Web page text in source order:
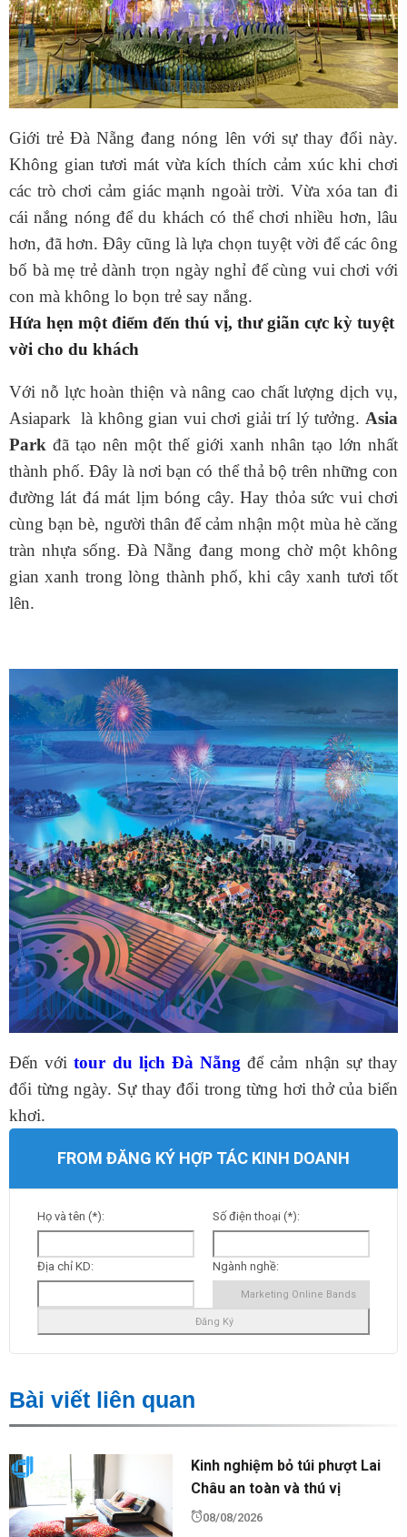
Giới trẻ Đà Nẵng đang nóng lên với sự thay đổi này.
Không gian tươi mát vừa kích thích cảm xúc khi chơi
các trò chơi cảm giác mạnh ngoài trời. Vừa xóa tan đi
cái nắng nóng để du khách có thể chơi nhiều hơn, lâu
hơn, đã hơn. Đây cũng là lựa chọn tuyệt vời để các ông
bố bà mẹ trẻ dành trọn ngày nghỉ để cùng vui chơi với
con mà không lo bọn trẻ say nắng.
Hứa hẹn một điểm đến thú vị, thư giãn cực kỳ tuyệt
vời cho du khách
Với nỗ lực hoàn thiện và nâng cao chất lượng dịch vụ,
Asiapark là không gian vui chơi giải trí lý tưởng. Asia
Park đã tạo nên một thế giới xanh nhân tạo lớn nhất
thành phố. Đây là nơi bạn có thể thả bộ trên những con
đường lát đá mát lịm bóng cây. Hay thỏa sức vui chơi
cùng bạn bè, người thân để cảm nhận một mùa hè căng
tràn nhựa sống. Đà Nẵng đang mong chờ một không
gian xanh trong lòng thành phố, khi cây xanh tươi tốt
lên.
Đến vớitour du lịch Đà Nẵng để cảm nhận sự thay
đổi từng ngày. Sự thay đổi trong từng hơi thở của biển
khơi.
FROM ĐĂNG KÝ HỢP TÁC KINH DOANH
Họ và tên (*): Số điện thoại (*):
Địa chỉ KD: Ngành nghề:
Bài viết liên quan
Kinh nghiệm bỏ túi phượt Lai
Châu an toàn và thú vị
08/08/2026